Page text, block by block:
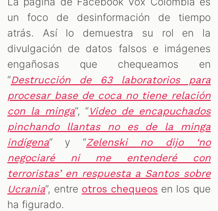
un foco de desinformación de tiempo
atrás. Así lo demuestra su rol en la
divulgación de datos falsos e imágenes
engañosas que chequeamos en
“Destrucción de 63 laboratorios para
procesar base de coca no tiene relación
con la minga”, “Video de encapuchados
pinchando llantas no es de la minga
indígena” y “Zelenski no dijo ‘no
negociaré ni me entenderé con
terroristas’ en respuesta a Santos sobre
Ucrania”, entre otros chequeos en los que
ha figurado.